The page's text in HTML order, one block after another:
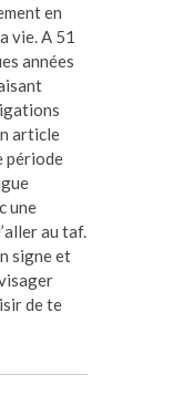
en
vie. A 51
années
article
période
une
au taf.
signe et
de te